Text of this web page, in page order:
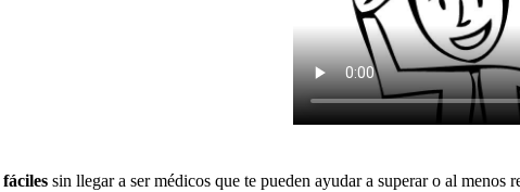
sin llegar a ser médicos que te pueden ayudar a superar o al menos